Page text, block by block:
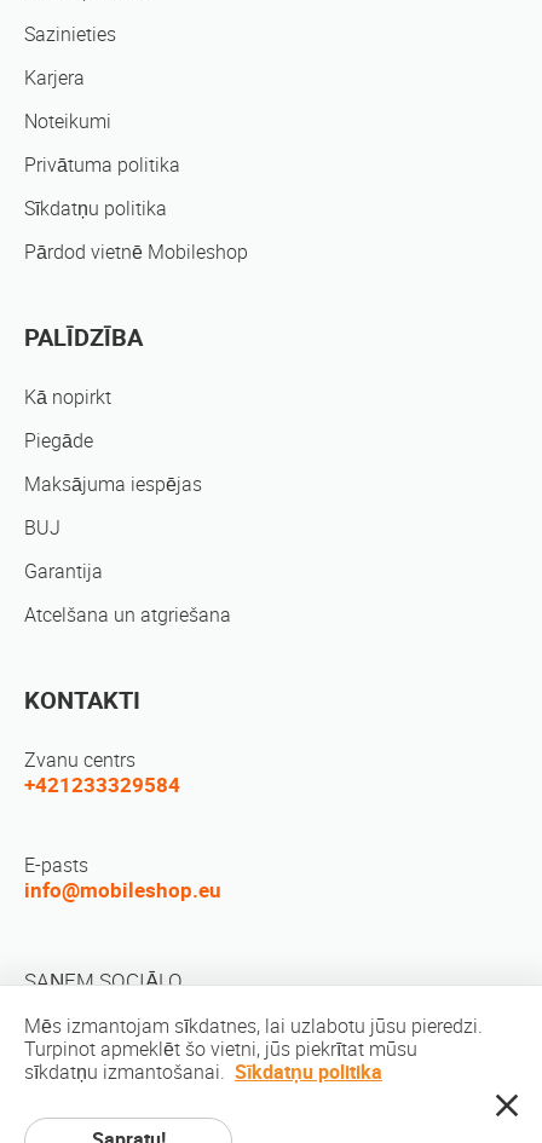
Sazinieties
Karjera
Noteikumi
Privātuma politika
Sīkdatņu politika
Pārdod vietnē Mobileshop
PALĪDZĪBA
Kā nopirkt
Piegāde
Maksājuma iespējas
BUJ
Garantija
Atcelšana un atgriešana
KONTAKTI
Zvanu centrs
+421233329584
E-pasts
info@mobileshop.eu
SAŅEM SOCIĀLO
Mēs izmantojam sīkdatnes, lai uzlabotu jūsu pieredzi.
Turpinot apmeklēt šo vietni, jūs piekrītat mūsu
sīkdatņu izmantošanai. Sīkdatņu politika